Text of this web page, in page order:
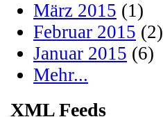
März 2015 (1)
Februar 2015 (2)
Januar 2015 (6)
Mehr...
XML Feeds